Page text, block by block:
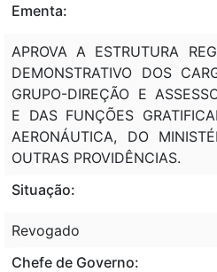
Ementa:
APROVA A ESTRUTURA
DEMONSTRATIVO DOS
GRUPO-DIREÇÃO E
E DAS FUNÇÕES
AERONÁUTICA, DO
OUTRAS PROVIDÊNCIAS.
Situação:
Revogado
Chefe de Governo: